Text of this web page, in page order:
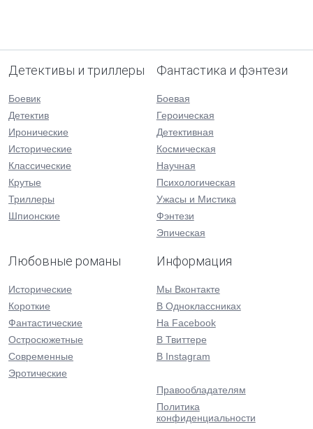
Детективы и триллеры
Боевик
Детектив
Иронические
Исторические
Классические
Крутые
Триллеры
Шпионские
Фантастика и фэнтези
Боевая
Героическая
Детективная
Космическая
Научная
Психологическая
Ужасы и Мистика
Фэнтези
Эпическая
Любовные романы
Исторические
Короткие
Фантастические
Остросюжетные
Современные
Эротические
Информация
Мы Вконтакте
В Одноклассниках
На Facebook
В Твиттере
В Instagram
Правообладателям
Политика
конфиденциальности